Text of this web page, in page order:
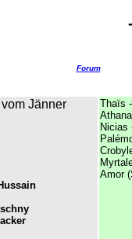
Forum
Jänner
Thaïs
Amor